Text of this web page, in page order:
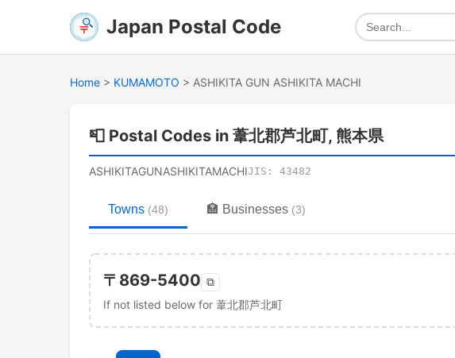
Japan Postal Code
Home > KUMAMOTO > ASHIKITA GUN ASHIKITA MACHI
📮 Postal Codes in 葦北郡芦北町, 熊本県
ASHIKITAGUNASHIKITAMACHIJIS: 43482
Towns (48) 🏣 Businesses (3)
〒 869-5400 ⧉
If not listed below for 葦北郡芦北町